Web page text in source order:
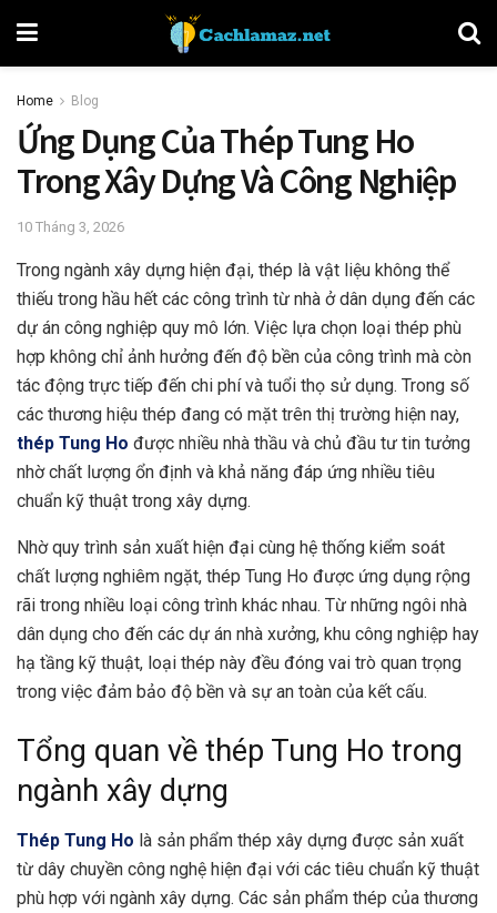
Home Blog
Ứng Dụng Của Thép Tung Ho
Trong Xây Dựng Và Công Nghiệp
10 Tháng 3, 2026
Trong ngành xây dựng hiện đại, thép là vật liệu không thể
thiếu trong hầu hết các công trình từ nhà ở dân dụng đến các
dự án công nghiệp quy mô lớn. Việc lựa chọn loại thép phù
hợp không chỉ ảnh hưởng đến độ bền của công trình mà còn
tác động trực tiếp đến chi phí và tuổi thọ sử dụng. Trong số
các thương hiệu thép đang có mặt trên thị trường hiện nay,
thép Tung Ho được nhiều nhà thầu và chủ đầu tư tin tưởng
nhờ chất lượng ổn định và khả năng đáp ứng nhiều tiêu
chuẩn kỹ thuật trong xây dựng.
Nhờ quy trình sản xuất hiện đại cùng hệ thống kiểm soát
chất lượng nghiêm ngặt, thép Tung Ho được ứng dụng rộng
rãi trong nhiều loại công trình khác nhau. Từ những ngôi nhà
dân dụng cho đến các dự án nhà xưởng, khu công nghiệp hay
hạ tầng kỹ thuật, loại thép này đều đóng vai trò quan trọng
trong việc đảm bảo độ bền và sự an toàn của kết cấu.
Tổng quan về thép Tung Ho trong
ngành xây dựng
Thép Tung Ho là sản phẩm thép xây dựng được sản xuất
từ dây chuyền công nghệ hiện đại với các tiêu chuẩn kỹ thuật
phù hợp với ngành xây dựng. Các sản phẩm thép của thương